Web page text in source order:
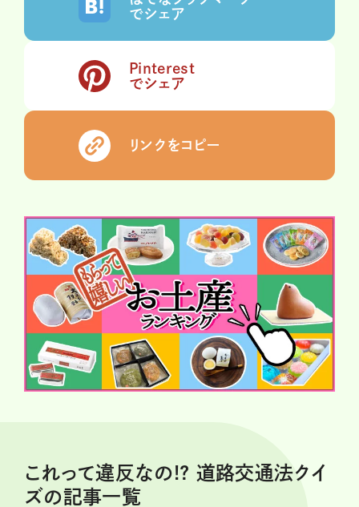
でシェア
Pinterest
でシェア
リンクをコピー
これって違反なの!? 道路交通法クイ
ズの記事一覧